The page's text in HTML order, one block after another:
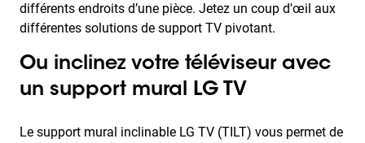
différents endroits d’une pièce. Jetez un coup d'œil aux
différentes solutions de support TV pivotant.
Ou inclinez votre téléviseur avec
un support mural LG TV
Le support mural inclinable LG TV (TILT) vous permet de